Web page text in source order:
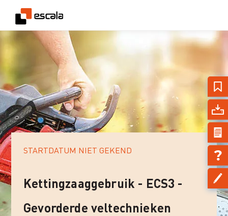
STARTDATUM NIET GEKEND
Kettingzaaggebruik - ECS3 -
Gevorderde veltechnieken